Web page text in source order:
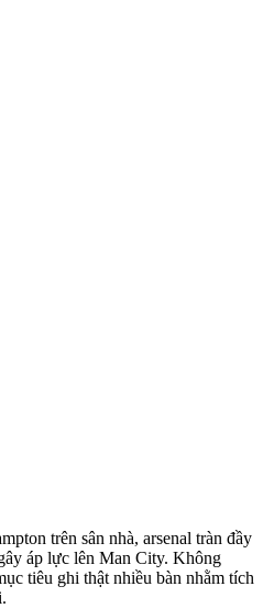
trên sân nhà, ars‌enal tràn đầy
áp lực lên Man City. Không
tiêu ghi thật nhiều bàn nhằm tích